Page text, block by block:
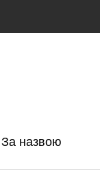
За назвою